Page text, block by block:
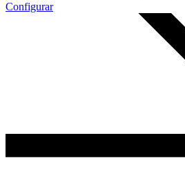
Configurar